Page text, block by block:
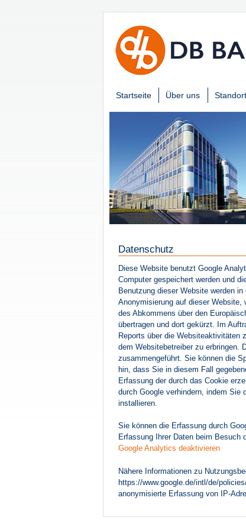
Startseite Über uns
Datenschutz
Diese Website benutzt Google
Computer gespeichert werden und
Benutzung dieser Website werden
Anonymisierung auf dieser Website,
des Abkommens über den
übertragen und dort gekürzt. Im
Reports über die Websiteaktivitäten
dem Websitebetreiber zu erbringen.
zusammengeführt. Sie können die
hin, dass Sie in diesem Fall
Erfassung der durch das Cookie
durch Google verhindern, indem Sie
installieren.
Sie können die Erfassung durch
Erfassung Ihrer Daten beim Besuch
Google Analytics deaktivieren
Nähere Informationen zu
https://www.google.de/intl/de/
anonymisierte Erfassung von IP-